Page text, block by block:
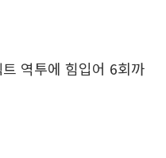
역투에 힘입어 6회까